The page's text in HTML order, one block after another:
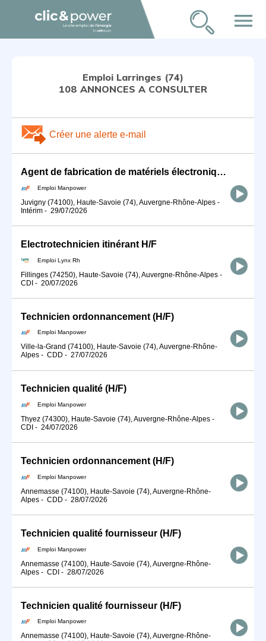
menu
Emploi Larringes (74)
108 ANNONCES A CONSULTER
Créer une alerte e-mail
Agent de fabrication de matériels électroniques Longue mission (H/F)
Emploi Manpower
Juvigny (74100), Haute-Savoie (74), Auvergne-Rhône-Alpes -
Intérim - 29/07/2026
Electrotechnicien itinérant H/F
Emploi Lynx Rh
Fillinges (74250), Haute-Savoie (74), Auvergne-Rhône-Alpes -
CDI - 20/07/2026
Technicien ordonnancement (H/F)
Emploi Manpower
Ville-la-Grand (74100), Haute-Savoie (74), Auvergne-Rhône-
Alpes - CDD - 27/07/2026
Technicien qualité (H/F)
Emploi Manpower
Thyez (74300), Haute-Savoie (74), Auvergne-Rhône-Alpes -
CDI - 24/07/2026
Technicien ordonnancement (H/F)
Emploi Manpower
Annemasse (74100), Haute-Savoie (74), Auvergne-Rhône-
Alpes - CDD - 28/07/2026
Technicien qualité fournisseur (H/F)
Emploi Manpower
Annemasse (74100), Haute-Savoie (74), Auvergne-Rhône-
Alpes - CDI - 28/07/2026
Technicien qualité fournisseur (H/F)
Emploi Manpower
Annemasse (74100), Haute-Savoie (74), Auvergne-Rhône-